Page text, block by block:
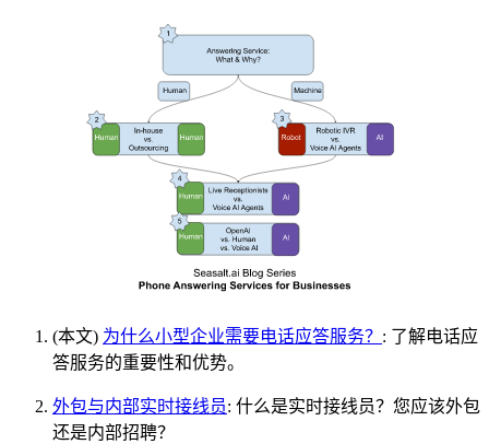
(本文) 为什么小型企业需要电话应答服务？ : 了解电话应
答服务的重要性和优势。
外包与内部实时接线员: 什么是实时接线员？您应该外包
还是内部招聘？